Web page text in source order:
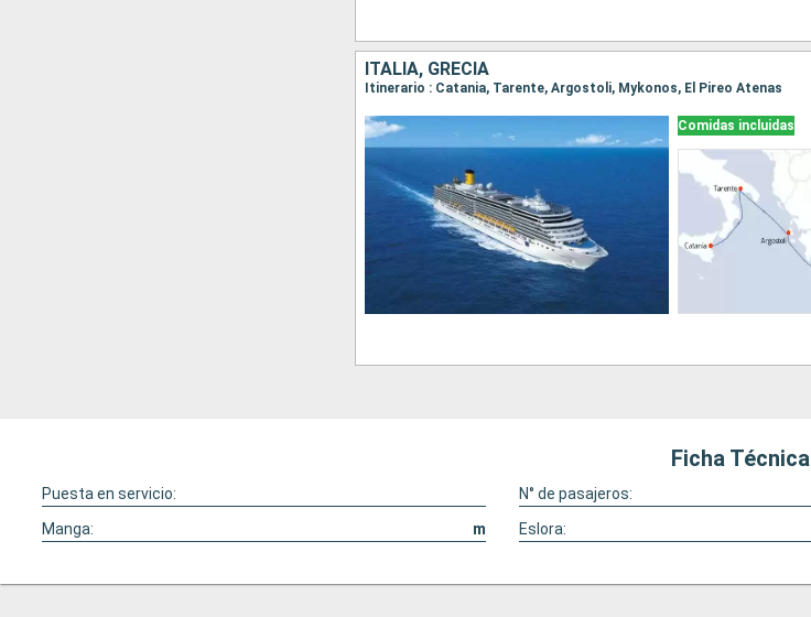
ITALIA, GRECIA
Itinerario : Catania, Tarente, Argostoli, Mykonos, El Pireo Atenas
Comidas incluidas
Ficha Técnica
Puesta en servicio: N° de pasajeros:
Manga:
m Eslora: